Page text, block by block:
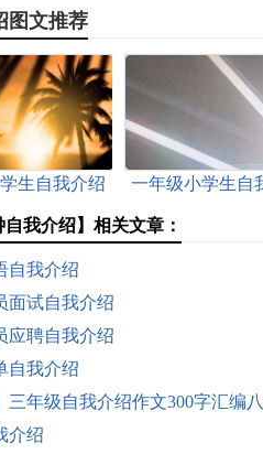
图文推荐
生自我介绍
一年级小学生自
自我介绍】相关文章：
自我介绍
面试自我介绍
应聘自我介绍
自我介绍
三年级自我介绍作文300字汇编
介绍